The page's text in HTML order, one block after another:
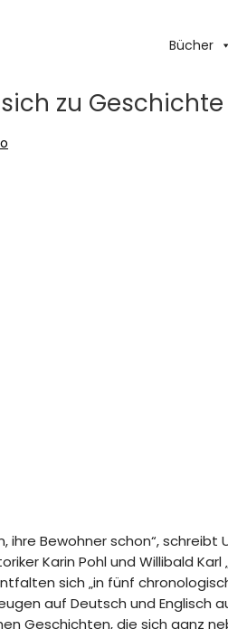
Bücher
zu
ihre Bewohner schon“,
Karin Pohl und Willibald
sich „in fünf
auf Deutsch und Englisch
Geschichten, die sich ganz